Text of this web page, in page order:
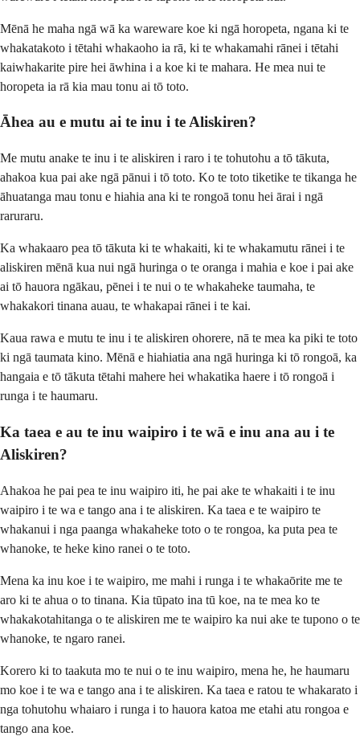
Mēnā he maha ngā wā ka wareware koe ki ngā horopeta, ngana ki te
whakatakoto i tētahi whakaoho ia rā, ki te whakamahi rānei i tētahi
kaiwhakarite pire hei āwhina i a koe ki te mahara. He mea nui te
horopeta ia rā kia mau tonu ai tō toto.
Āhea au e mutu ai te inu i te Aliskiren?
Me mutu anake te inu i te aliskiren i raro i te tohutohu a tō tākuta,
ahakoa kua pai ake ngā pānui i tō toto. Ko te toto tiketike te tikanga he
āhuatanga mau tonu e hiahia ana ki te rongoā tonu hei ārai i ngā
raruraru.
Ka whakaaro pea tō tākuta ki te whakaiti, ki te whakamutu rānei i te
aliskiren mēnā kua nui ngā huringa o te oranga i mahia e koe i pai ake
ai tō hauora ngākau, pēnei i te nui o te whakaheke taumaha, te
whakakori tinana auau, te whakapai rānei i te kai.
Kaua rawa e mutu te inu i te aliskiren ohorere, nā te mea ka piki te toto
ki ngā taumata kino. Mēnā e hiahiatia ana ngā huringa ki tō rongoā, ka
hangaia e tō tākuta tētahi mahere hei whakatika haere i tō rongoā i
runga i te haumaru.
Ka taea e au te inu waipiro i te wā e inu ana au i te
Aliskiren?
Ahakoa he pai pea te inu waipiro iti, he pai ake te whakaiti i te inu
waipiro i te wa e tango ana i te aliskiren. Ka taea e te waipiro te
whakanui i nga paanga whakaheke toto o te rongoa, ka puta pea te
whanoke, te heke kino ranei o te toto.
Mena ka inu koe i te waipiro, me mahi i runga i te whakaōrite me te
aro ki te ahua o to tinana. Kia tūpato ina tū koe, na te mea ko te
whakakotahitanga o te aliskiren me te waipiro ka nui ake te tupono o te
whanoke, te ngaro ranei.
Korero ki to taakuta mo te nui o te inu waipiro, mena he, he haumaru
mo koe i te wa e tango ana i te aliskiren. Ka taea e ratou te whakarato i
nga tohutohu whaiaro i runga i to hauora katoa me etahi atu rongoa e
tango ana koe.